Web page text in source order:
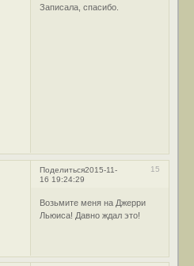
Записала, спасибо.
Поделиться 15
2015-11-
16 19:24:29
Возьмите меня на Джерри
Льюиса! Давно ждал это!